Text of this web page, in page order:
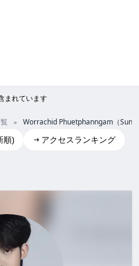
まれています
Worrachid Phuetphanngam（Sun）
順)
アクセスランキング